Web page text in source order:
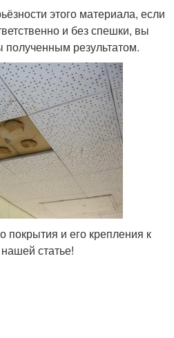
этого материала, если
и без спешки, вы
полученным результатом.
покрытия и его крепления к
статье!